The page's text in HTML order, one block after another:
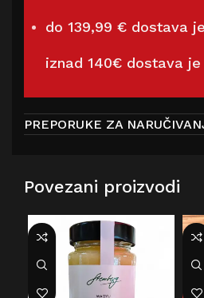
do 139,99 € dostava
iznad 140€ dostava
PREPORUKE ZA
Povezani proizvodi